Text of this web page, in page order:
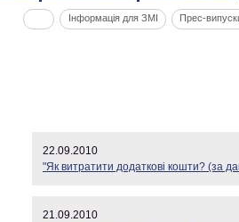
Інформація для ЗМІ Прес-
22.09.2010
"Як витратити додаткові кошти? (за
21.09.2010